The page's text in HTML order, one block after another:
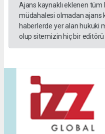
Ajans kaynaklı eklenen
müdahalesi olmadan ajans
haberlerde yer alan hukuki
olup sitemizin hiç bir